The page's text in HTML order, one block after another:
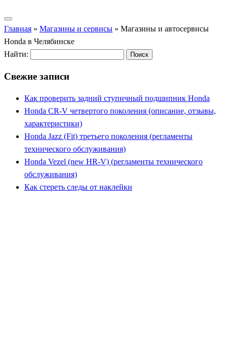
Главная » Магазины и сервисы » Магазины и автосервисы
Honda в Челябинске
Найти:
Свежие записи
Как проверить задний ступичный подшипник Honda
Honda CR-V четвертого поколения (описание, отзывы,
характеристики)
Honda Jazz (Fit) третьего поколения (регламенты
технического обслуживания)
Honda Vezel (new HR-V) (регламенты технического
обслуживания)
Как стереть следы от наклейки